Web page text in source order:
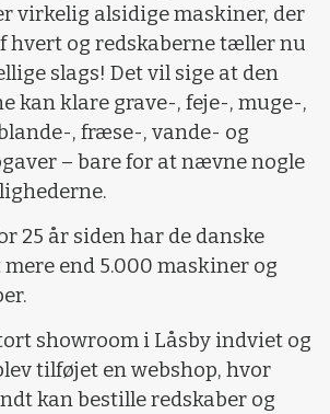
virkelig alsidige maskiner, der
hvert og redskaberne tæller nu
slags! Det vil sige at den
kan klare grave-, feje-, muge-,
, fræse-, vande- og
– bare for at nævne nogle
25 år siden har de danske
end 5.000 maskiner og
showroom i Låsby indviet og
tilføjet en webshop, hvor
kan bestille redskaber og